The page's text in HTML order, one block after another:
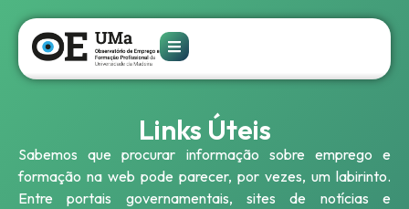
Links Úteis
Sabemos que procurar informação sobre emprego e
formação na web pode parecer, por vezes, um labirinto.
Entre portais governamentais, sites de notícias e